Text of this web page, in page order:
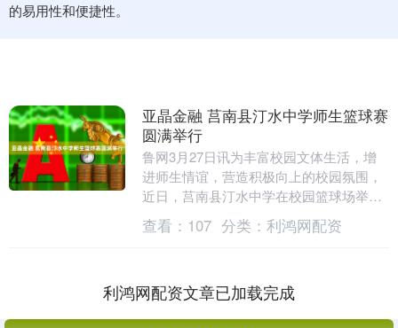
的易用性和便捷性。
亚晶金融 莒南县汀水中学师生篮球赛
圆满举行
鲁网3月27日讯为丰富校园文体生活，增
进师生情谊，营造积极向上的校园氛围，
近日，莒南县汀水中学在校园篮球场举办
了一场精彩绝伦的师生篮球友谊赛。 赛场
上，师生们迅....
查看： 107 分类： 利鸿网配资
利鸿网配资文章已加载完成